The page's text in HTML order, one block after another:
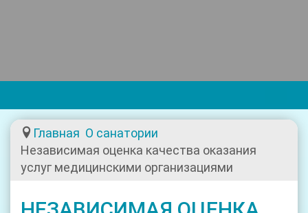
Главная О санатории
Независимая оценка качества оказания
услуг медицинскими организациями